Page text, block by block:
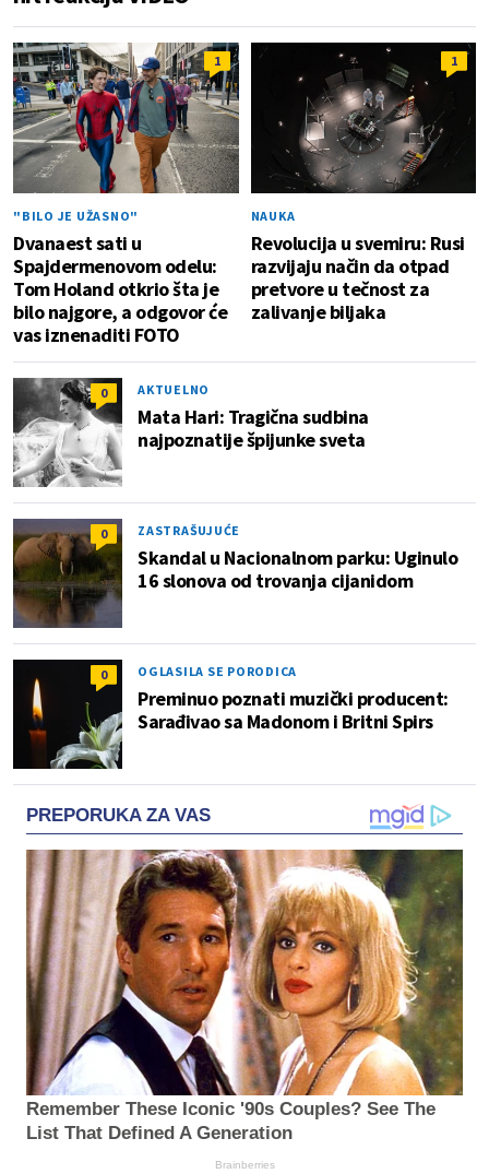
1
"BILO JE UŽASNO"
Dvanaest sati u
Spajdermenovom odelu:
Tom Holand otkrio šta je
bilo najgore, a odgovor će
vas iznenaditi FOTO
1
NAUKA
Revolucija u svemiru: Rusi
razvijaju način da otpad
pretvore u tečnost za
zalivanje biljaka
0 AKTUELNO
Mata Hari: Tragična sudbina
najpoznatije špijunke sveta
0 ZASTRAŠUJUĆE
Skandal u Nacionalnom parku: Uginulo
16 slonova od trovanja cijanidom
0 OGLASILA SE PORODICA
Preminuo poznati muzički producent:
Sarađivao sa Madonom i Britni Spirs
PREPORUKA ZA VAS
Remember These Iconic '90s Couples? See The
List That Defined A Generation
Brainberries